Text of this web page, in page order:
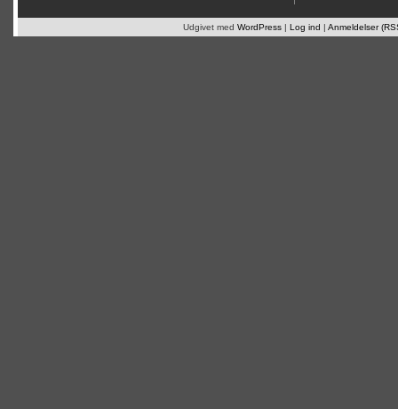
Udgivet med WordPress | Log ind | Anmeldelser